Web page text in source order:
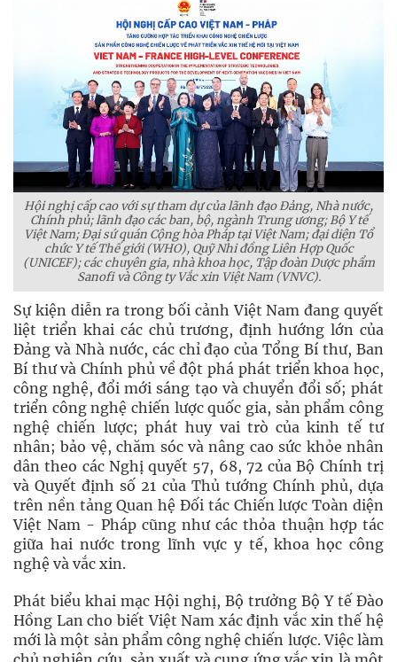
Hội nghị cấp cao với sự tham dự của lãnh đạo Đảng, Nhà nước,
Chính phủ; lãnh đạo các ban, bộ, ngành Trung ương; Bộ Y tế
Việt Nam; Đại sứ quán Cộng hòa Pháp tại Việt Nam; đại diện Tổ
chức Y tế Thế giới (WHO), Quỹ Nhi đồng Liên Hợp Quốc
(UNICEF); các chuyên gia, nhà khoa học, Tập đoàn Dược phẩm
Sanofi và Công ty Vắc xin Việt Nam (VNVC).
Sự kiện diễn ra trong bối cảnh Việt Nam đang quyết
liệt triển khai các chủ trương, định hướng lớn của
Đảng và Nhà nước, các chỉ đạo của Tổng Bí thư, Ban
Bí thư và Chính phủ về đột phá phát triển khoa học,
công nghệ, đổi mới sáng tạo và chuyển đổi số; phát
triển công nghệ chiến lược quốc gia, sản phẩm công
nghệ chiến lược; phát huy vai trò của kinh tế tư
nhân; bảo vệ, chăm sóc và nâng cao sức khỏe nhân
dân theo các Nghị quyết 57, 68, 72 của Bộ Chính trị
và Quyết định số 21 của Thủ tướng Chính phủ, dựa
trên nền tảng Quan hệ Đối tác Chiến lược Toàn diện
Việt Nam - Pháp cũng như các thỏa thuận hợp tác
giữa hai nước trong lĩnh vực y tế, khoa học công
nghệ và vắc xin.
Phát biểu khai mạc Hội nghị, Bộ trưởng Bộ Y tế Đào
Hồng Lan cho biết Việt Nam xác định vắc xin thế hệ
mới là một sản phẩm công nghệ chiến lược. Việc làm